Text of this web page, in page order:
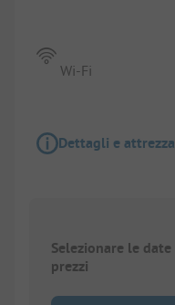
Wi-Fi
Dettagli e
Selezionare le
prezzi